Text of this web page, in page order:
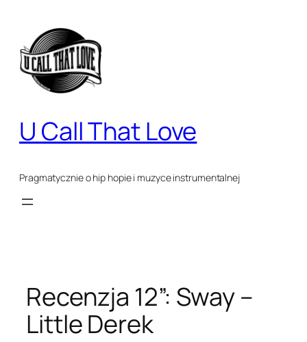
treści
U Call That Love
Pragmatycznie o hip hopie i muzyce instrumentalnej
Recenzja 12”: Sway –
Little Derek